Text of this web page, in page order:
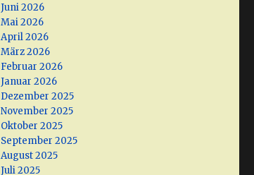
Juni 2026
Mai 2026
April 2026
März 2026
Februar 2026
Januar 2026
Dezember 2025
November 2025
Oktober 2025
September 2025
August 2025
Juli 2025